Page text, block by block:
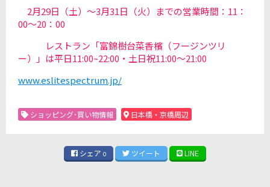
2月29日（土）～3月31日（火）までの営業時間：11：
00～20：00
レストラン「富錦樹台菜香檳（フージンツリ
ー）」は平日11:00~22:00・土日祝11:00～21:00
www.eslitespectrum.jp/
ショッピング･買い物情報 日本橋・京橋周辺
シェア 0 ツイート LINE